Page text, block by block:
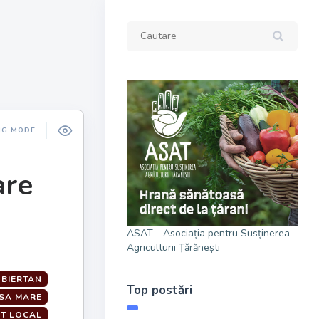
MODE
BIERTAN
MARE
LOCAL
ASAT - Asociația pentru Susținerea
Agriculturii Țărănești
Top postări